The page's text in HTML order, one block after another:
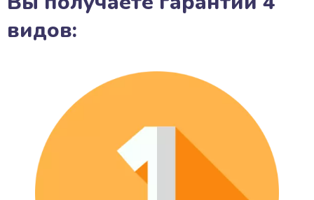
видов: